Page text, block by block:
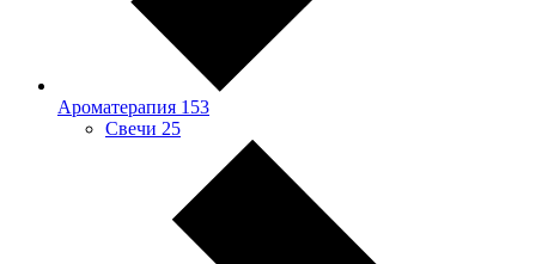
Ароматерапия 153
Свечи 25